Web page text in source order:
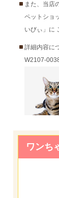
また、当店
ペットショ
いびぃ」に
詳細内容に
W2107-
ワンち